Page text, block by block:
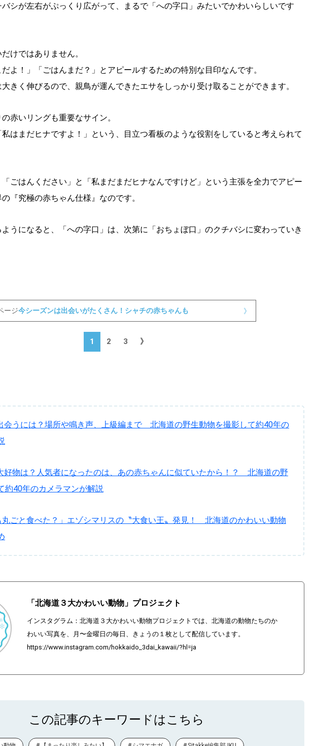
道で暮らす、あなたとつくる、
ーメディア Sitakkeパートナー
プライバシーポリシー
KEYWORD
キーワード
【まったり楽しみたい】
シが左右がぷっくり広がって、まるで「への字口」みたいでかわいらしいです
けではありません。
よ！」「ごはんまだ？」とアピールするための特別な目印なんです。
きく伸びるので、親鳥が運んできたエサをしっかり受け取ることができます。
赤いリングも重要なサイン。
はまだヒナですよ！」という、目立つ看板のような役割をしていると考えられて
ごはんください」と「私まだまだヒナなんですけど」という主張を全力でアピー
『究極の赤ちゃん仕様』なのです。
うになると、「への字口」は、次第に「おちょぼ口」のクチバシに変わっていき
ージ今シーズンは出会いがたくさん！シャチの赤ちゃんも 》
1 2 3 》
会うには？場所や鳴き声、上級編まで 北海道の野生動物を撮影して約40年の
好物は？人気者になったのは、あの赤ちゃんに似ていたから！？ 北海道の野
約40年のカメラマンが解説
丸ごと食べた？」エゾシマリスの〝大食い王〟発見！ 北海道のかわいい動物
「北海道３大かわいい動物」プロジェクト
インスタグラム：北海道３大かわいい動物プロジェクトでは、北海道の動物たちのか
わいい写真を、月〜金曜日の毎日、きょうの１枚として配信しています。
https://www.instagram.com/hokkaido_3dai_kawaii/?hl=ja
この記事のキーワードはこちら